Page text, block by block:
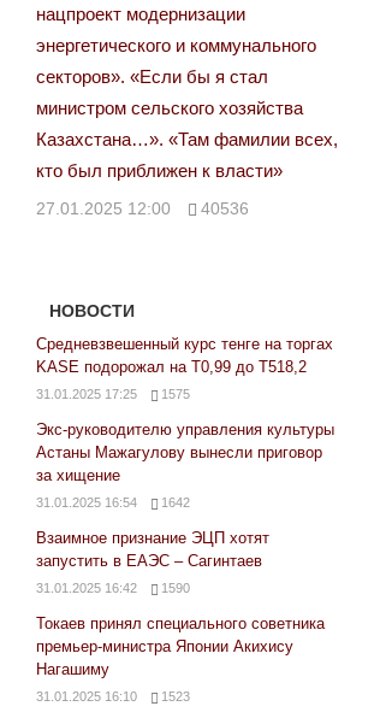
нацпроект модернизации
энергетического и коммунального
секторов». «Если бы я стал
министром сельского хозяйства
Казахстана…». «Там фамилии всех,
кто был приближен к власти»
27.01.2025 12:00 40536
НОВОСТИ
Средневзвешенный курс тенге на торгах
KASE подорожал на Т0,99 до Т518,2
31.01.2025 17:25 1575
Экс-руководителю управления культуры
Астаны Мажагулову вынесли приговор
за хищение
31.01.2025 16:54 1642
Взаимное признание ЭЦП хотят
запустить в ЕАЭС – Сагинтаев
31.01.2025 16:42 1590
Токаев принял специального советника
премьер-министра Японии Акихису
Нагашиму
31.01.2025 16:10 1523